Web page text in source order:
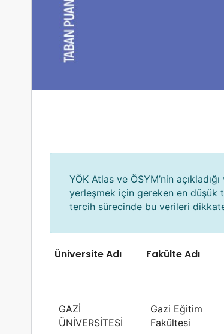
YÖK Atlas ve ÖSYM’nin
yerleşmek için gereken en düşük
tercih sürecinde bu verileri
Üniversite Adı Fakülte Adı
GAZİ
ÜNİVERSİTESİ
Gazi Eğitim
Fakültesi